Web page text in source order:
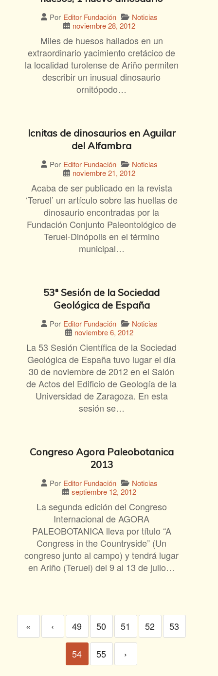
Por Editor Fundación
Noticias
noviembre 28, 2012
Miles de huesos hallados en un
extraordinario yacimiento cretácico de
la localidad turolense de Ariño permiten
describir un inusual dinosaurio
ornitópodo…
Icnitas de dinosaurios en Aguilar
del Alfambra
Por Editor Fundación
Noticias
noviembre 21, 2012
Acaba de ser publicado en la revista
‘Teruel’ un artículo sobre las huellas de
dinosaurio encontradas por la
Fundación Conjunto Paleontológico de
Teruel-Dinópolis en el término
municipal…
53ª Sesión de la Sociedad
Geológica de España
Por Editor Fundación
Noticias
noviembre 6, 2012
La 53 Sesión Científica de la Sociedad
Geológica de España tuvo lugar el día
30 de noviembre de 2012 en el Salón
de Actos del Edificio de Geología de la
Universidad de Zaragoza. En esta
sesión se…
Congreso Agora Paleobotanica
2013
Por Editor Fundación
Noticias
septiembre 12, 2012
La segunda edición del Congreso
Internacional de AGORA
PALEOBOTANICA lleva por título “A
Congress in the Countryside” (Un
congreso junto al campo) y tendrá lugar
en Ariño (Teruel) del 9 al 13 de julio…
« ‹ 49 50 51 52 53
54 55 ›